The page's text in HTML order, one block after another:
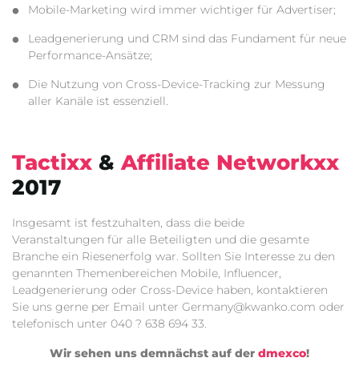
Mobile-Marketing wird immer wichtiger für Advertiser;
Leadgenerierung und CRM sind das Fundament für neue
Performance-Ansätze;
Die Nutzung von Cross-Device-Tracking zur Messung
aller Kanäle ist essenziell.
Tactixx &Affiliate Networkxx
2017
Insgesamt ist festzuhalten, dass die beide
Veranstaltungen für alle Beteiligten und die gesamte
Branche ein Riesenerfolg war. Sollten Sie Interesse zu den
genannten Themenbereichen Mobile, Influencer,
Leadgenerierung oder Cross-Device haben, kontaktieren
Sie uns gerne per Email unter Germany@kwanko.com oder
telefonisch unter 040 ? 638 694 33.
Wir sehen uns demnächst auf der dmexco!